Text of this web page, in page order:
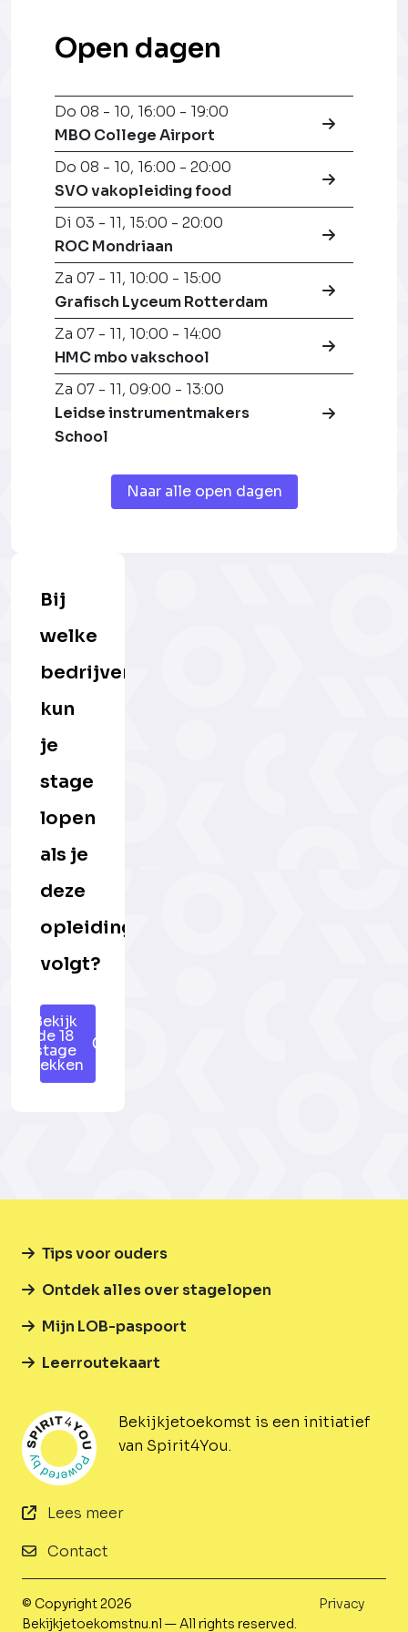
Open dagen
Do 08 - 10, 16:00 - 19:00
MBO College Airport
Do 08 - 10, 16:00 - 20:00
SVO vakopleiding food
Di 03 - 11, 15:00 - 20:00
ROC Mondriaan
Za 07 - 11, 10:00 - 15:00
Grafisch Lyceum Rotterdam
Za 07 - 11, 10:00 - 14:00
HMC mbo vakschool
Za 07 - 11, 09:00 - 13:00
Leidse instrumentmakers
School
Naar alle open dagen
Bij
welke
bedrijven
kun
je
stage
lopen
als je
deze
opleiding
volgt?
Bekijk
de 18
stage
plekken
Bekijkjetoekomst is een initiatief
van Spirit4You.
Lees meer
Contact
Tips voor ouders
Ontdek alles over stagelopen
Mijn LOB-paspoort
Leerroutekaart
© Copyright 2026
Bekijkjetoekomstnu.nl — All rights reserved.
Privacy